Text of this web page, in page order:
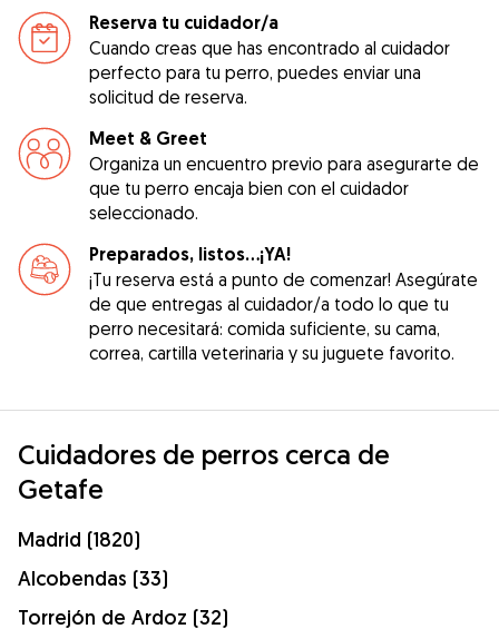
Reserva tu cuidador/a
Cuando creas que has encontrado al cuidador
perfecto para tu perro, puedes enviar una
solicitud de reserva.
Meet & Greet
Organiza un encuentro previo para asegurarte de
que tu perro encaja bien con el cuidador
seleccionado.
Preparados, listos...¡YA!
¡Tu reserva está a punto de comenzar! Asegúrate
de que entregas al cuidador/a todo lo que tu
perro necesitará: comida suficiente, su cama,
correa, cartilla veterinaria y su juguete favorito.
Cuidadores de perros cerca de
Getafe
Madrid (1820)
Alcobendas (33)
Torrejón de Ardoz (32)